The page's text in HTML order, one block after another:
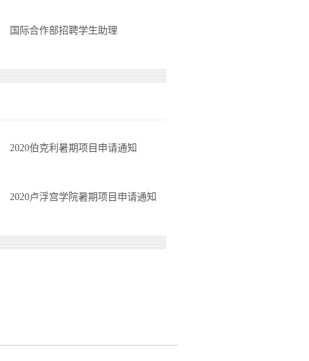
国际合作部招聘学生助理
2020伯克利暑期项目申请通知
2020卢浮宫学院暑期项目申请通知